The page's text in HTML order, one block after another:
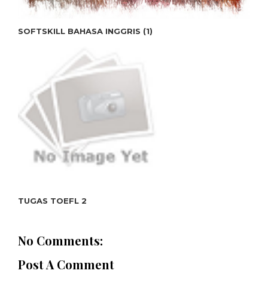
SOFTSKILL BAHASA INGGRIS (1)
TUGAS TOEFL 2
No Comments:
Post A Comment